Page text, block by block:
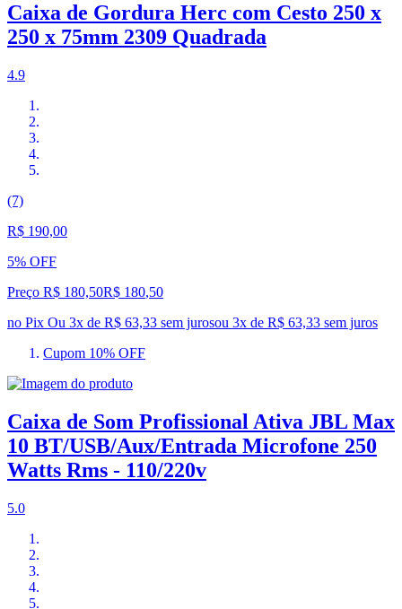
Caixa de Gordura Herc com Cesto 250 x
250 x 75mm 2309 Quadrada
4.9
(7)
R$ 190,00
5% OFF
Preço R$ 180,50R$ 180,50
no Pix Ou 3x de R$ 63,33 sem jurosou 3x de R$ 63,33 sem juros
Cupom 10% OFF
Caixa de Som Profissional Ativa JBL Max
10 BT/USB/Aux/Entrada Microfone 250
Watts Rms - 110/220v
5.0